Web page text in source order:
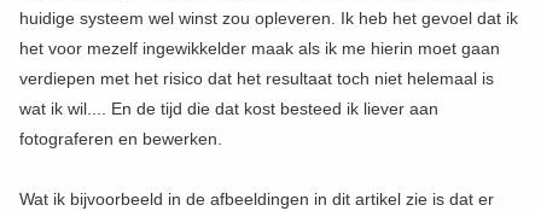
huidige systeem wel winst zou opleveren. Ik heb het gevoel dat ik
het voor mezelf ingewikkelder maak als ik me hierin moet gaan
verdiepen met het risico dat het resultaat toch niet helemaal is
wat ik wil.... En de tijd die dat kost besteed ik liever aan
fotograferen en bewerken.
Wat ik bijvoorbeeld in de afbeeldingen in dit artikel zie is dat er